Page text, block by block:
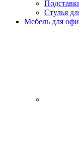
Стулья
Мебель для